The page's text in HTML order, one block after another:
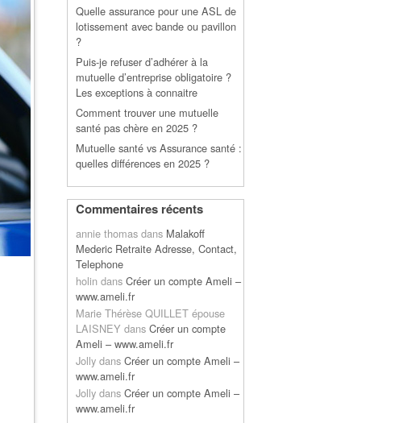
Quelle assurance pour une ASL de
lotissement avec bande ou pavillon
?
Puis-je refuser d’adhérer à la
mutuelle d’entreprise obligatoire ?
Les exceptions à connaitre
Comment trouver une mutuelle
santé pas chère en 2025 ?
Mutuelle santé vs Assurance santé :
quelles différences en 2025 ?
Commentaires récents
annie thomas dans Malakoff
Mederic Retraite Adresse, Contact,
Telephone
holin dans Créer un compte Ameli –
www.ameli.fr
Marie Thérèse QUILLET épouse
LAISNEY dans Créer un compte
Ameli – www.ameli.fr
Jolly dans Créer un compte Ameli –
www.ameli.fr
Jolly dans Créer un compte Ameli –
www.ameli.fr